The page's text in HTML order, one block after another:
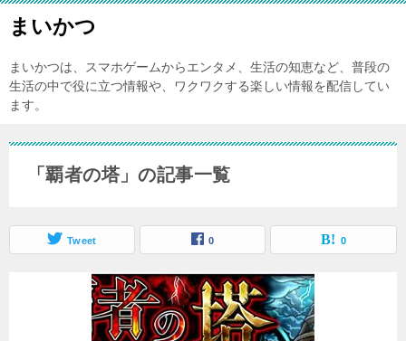
まいかつ
まいかつは、スマホゲームからエンタメ、生活の知恵など、普段の
生活の中で役に立つ情報や、ワクワクする楽しい情報を配信してい
ます。
「覇者の塔」の記事一覧
Tweet 0 0